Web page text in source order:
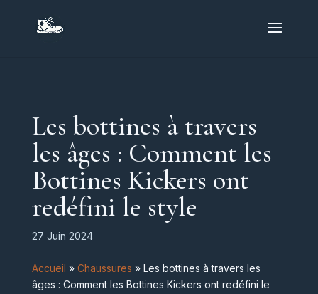
Les bottines à travers
les âges : Comment les
Bottines Kickers ont
redéfini le style
27 Juin 2024
Accueil » Chaussures » Les bottines à travers les
âges : Comment les Bottines Kickers ont redéfini le